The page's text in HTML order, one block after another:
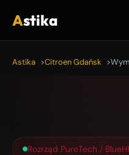
Astika
Astika Citroen Gdańsk
Rozrząd PureTech /